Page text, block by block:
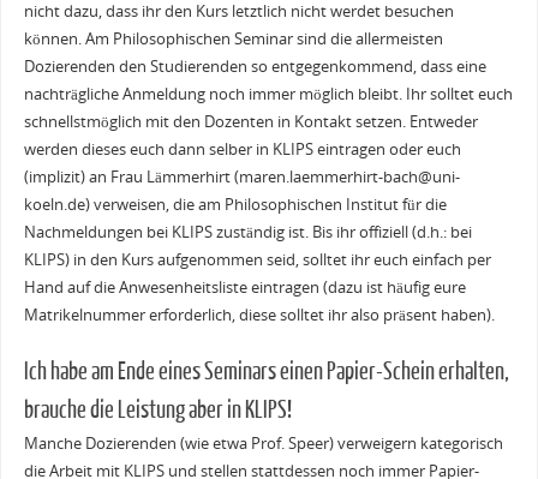
nicht dazu, dass ihr den Kurs letztlich nicht werdet besuchen
können. Am Philosophischen Seminar sind die allermeisten
Dozierenden den Studierenden so entgegenkommend, dass eine
nachträgliche Anmeldung noch immer möglich bleibt. Ihr solltet euch
schnellstmöglich mit den Dozenten in Kontakt setzen. Entweder
werden dieses euch dann selber in KLIPS eintragen oder euch
(implizit) an Frau Lämmerhirt (maren.laemmerhirt-bach@uni-
koeln.de) verweisen, die am Philosophischen Institut für die
Nachmeldungen bei KLIPS zuständig ist. Bis ihr offiziell (d.h.: bei
KLIPS) in den Kurs aufgenommen seid, solltet ihr euch einfach per
Hand auf die Anwesenheitsliste eintragen (dazu ist häufig eure
Matrikelnummer erforderlich, diese solltet ihr also präsent haben).
Ich habe am Ende eines Seminars einen Papier-Schein erhalten,
brauche die Leistung aber in KLIPS!
Manche Dozierenden (wie etwa Prof. Speer) verweigern kategorisch
die Arbeit mit KLIPS und stellen stattdessen noch immer Papier-